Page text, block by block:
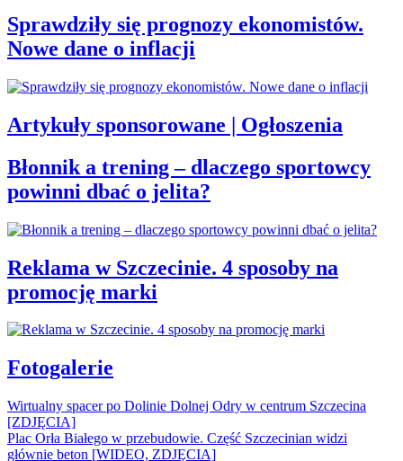
Sprawdziły się prognozy ekonomistów.
Nowe dane o inflacji
Artykuły sponsorowane | Ogłoszenia
Błonnik a trening – dlaczego sportowcy
powinni dbać o jelita?
Reklama w Szczecinie. 4 sposoby na
promocję marki
Fotogalerie
Wirtualny spacer po Dolinie Dolnej Odry w centrum Szczecina
[ZDJĘCIA]
Plac Orła Białego w przebudowie. Część Szczecinian widzi
głównie beton [WIDEO, ZDJĘCIA]